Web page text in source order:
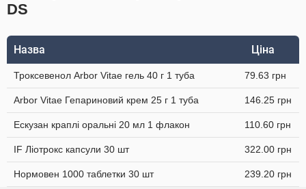
DS
Назва Ціна
Троксевенол Arbor Vitae гель 40 г 1 туба 79.63 грн
Arbor Vitae Гепариновий крем 25 г 1 туба 146.25 грн
Ескузан краплі оральні 20 мл 1 флакон 110.60 грн
IF Ліотрокс капсули 30 шт 322.00 грн
Нормовен 1000 таблетки 30 шт 239.20 грн